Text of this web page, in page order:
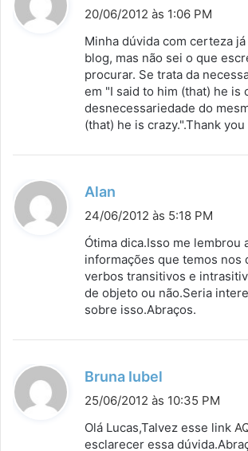
i
s
e
:
20/06/2012 às 1:06 PM
Minha dúvida com certeza
blog, mas não sei o que
procurar. Se trata da
em "I said to him (that) he is
desnecessariedade do
(that) he is crazy.".Thank
Alan
i
s
e
:
24/06/2012 às 5:18 PM
Ótima dica.Isso me lembrou
informações que temos nos
verbos transitivos e
de objeto ou não.Seria
sobre isso.Abraços.
Bruna Iubel
i
s
25/06/2012 às 10:35 PM
Olá Lucas,Talvez esse link
esclarecer essa